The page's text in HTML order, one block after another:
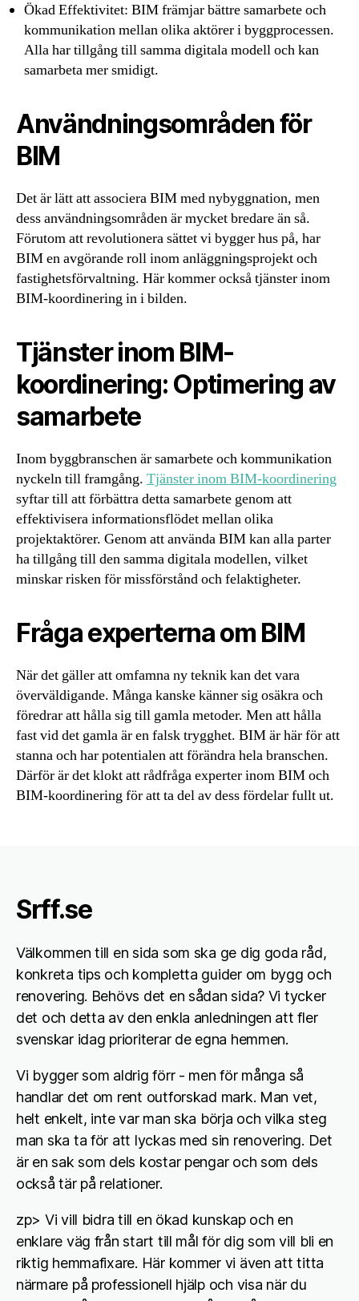
Ökad Effektivitet: BIM främjar bättre samarbete och
kommunikation mellan olika aktörer i byggprocessen.
Alla har tillgång till samma digitala modell och kan
samarbeta mer smidigt.
Användningsområden för
BIM
Det är lätt att associera BIM med nybyggnation, men
dess användningsområden är mycket bredare än så.
Förutom att revolutionera sättet vi bygger hus på, har
BIM en avgörande roll inom anläggningsprojekt och
fastighetsförvaltning. Här kommer också tjänster inom
BIM-koordinering in i bilden.
Tjänster inom BIM-
koordinering: Optimering av
samarbete
Inom byggbranschen är samarbete och kommunikation
nyckeln till framgång. Tjänster inom BIM-koordinering
syftar till att förbättra detta samarbete genom att
effektivisera informationsflödet mellan olika
projektaktörer. Genom att använda BIM kan alla parter
ha tillgång till den samma digitala modellen, vilket
minskar risken för missförstånd och felaktigheter.
Fråga experterna om BIM
När det gäller att omfamna ny teknik kan det vara
överväldigande. Många kanske känner sig osäkra och
föredrar att hålla sig till gamla metoder. Men att hålla
fast vid det gamla är en falsk trygghet. BIM är här för att
stanna och har potentialen att förändra hela branschen.
Därför är det klokt att rådfråga experter inom BIM och
BIM-koordinering för att ta del av dess fördelar fullt ut.
Srff.se
Välkommen till en sida som ska ge dig goda råd,
konkreta tips och kompletta guider om bygg och
renovering. Behövs det en sådan sida? Vi tycker
det och detta av den enkla anledningen att fler
svenskar idag prioriterar de egna hemmen.
Vi bygger som aldrig förr - men för många så
handlar det om rent outforskad mark. Man vet,
helt enkelt, inte var man ska börja och vilka steg
man ska ta för att lyckas med sin renovering. Det
är en sak som dels kostar pengar och som dels
också tär på relationer.
zp> Vi vill bidra till en ökad kunskap och en
enklare väg från start till mål för dig som vill bli en
riktig hemmafixare. Här kommer vi även att titta
närmare på professionell hjälp och visa när du